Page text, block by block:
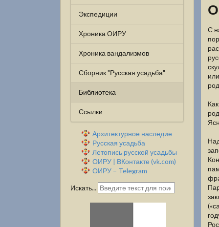
Экспедиции
Хроника ОИРУ
Хроника вандализмов
Сборник "Русская усадьба"
Библиотека
Ссылки
Архитектурное наследие
Русская усадьба
Летопись русской усадьбы
ОИРУ | ВКонтакте (vk.com)
ОИРУ – Telegram
Искать...
С